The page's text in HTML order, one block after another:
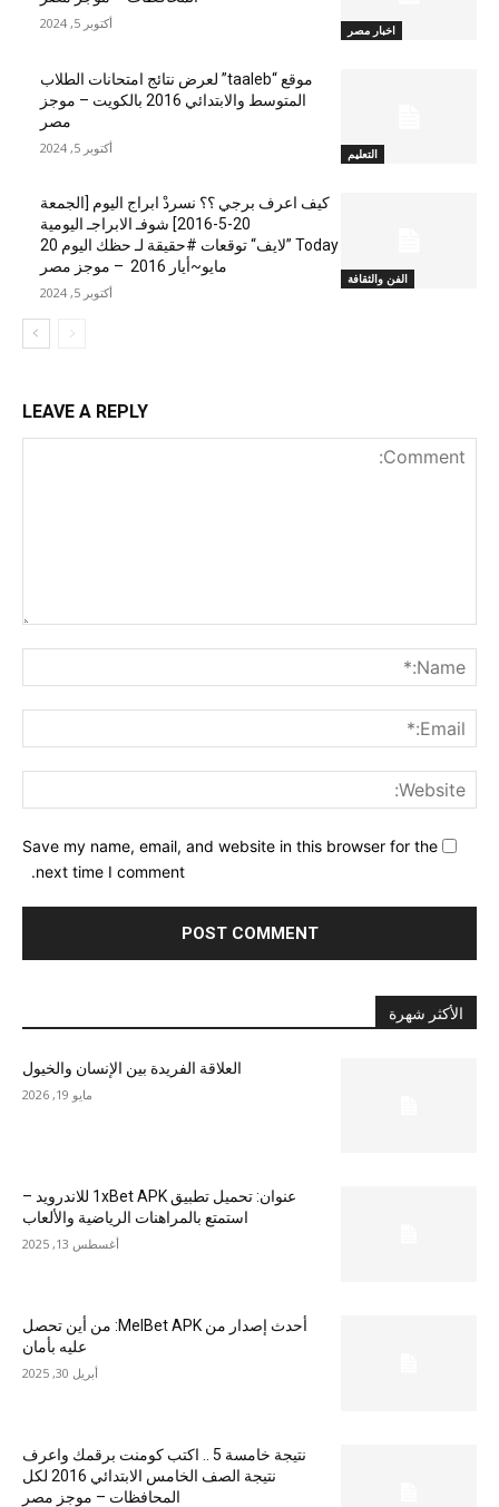
اخبار مصر أكتوبر 5, 2024
التعليم
موقع “taaleb” لعرض نتائج امتحانات الطلاب
المتوسط والابتدائي 2016 بالكويت – موجز
مصر
أكتوبر 5, 2024
الفن والثقافة
كيف اعرف برجي ؟؟ نسردْ ابراج اليوم [الجمعة
20-5-2016] شوفـ الابراجـ اليومية
Today ”لايف“ توقعات #حقيقة لـ حظك اليوم 20
مايو~أيار 2016 – موجز مصر
أكتوبر 5, 2024
LEAVE A REPLY
Save my name, email, and website in this browser for the
next time I comment.
الأكثر شهرة
العلاقة الفريدة بين الإنسان والخيول
مايو 19, 2026
عنوان: تحميل تطبيق 1xBet APK للاندرويد –
استمتع بالمراهنات الرياضية والألعاب
أغسطس 13, 2025
أحدث إصدار من MelBet APK: من أين تحصل
عليه بأمان
أبريل 30, 2025
نتيجة خامسة 5 .. اكتب كومنت برقمك واعرف
نتيجة الصف الخامس الابتدائي 2016 لكل
المحافظات – موجز مصر